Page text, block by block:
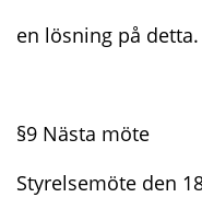
en lösning på detta.
§9 Nästa möte
Styrelsemöte den